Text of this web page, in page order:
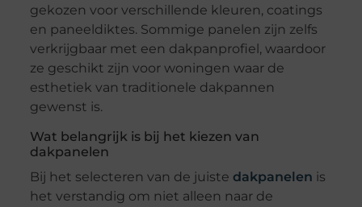
gekozen voor verschillende kleuren, coatings
en paneeldiktes. Sommige panelen zijn zelfs
verkrijgbaar met een dakpanprofiel, waardoor
ze geschikt zijn voor woningen waar de
esthetiek van traditionele dakpannen
gewenst is.
Wat belangrijk is bij het kiezen van
dakpanelen
Bij het selecteren van de juiste dakpanelen is
het verstandig om niet alleen naar de